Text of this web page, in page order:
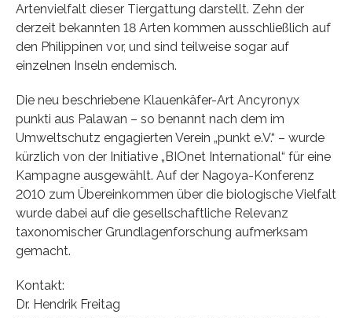
Artenvielfalt dieser Tiergattung darstellt. Zehn der
derzeit bekannten 18 Arten kommen ausschließlich auf
den Philippinen vor, und sind teilweise sogar auf
einzelnen Inseln endemisch.
Die neu beschriebene Klauenkäfer-Art Ancyronyx
punkti aus Palawan – so benannt nach dem im
Umweltschutz engagierten Verein „punkt e.V.“ – wurde
kürzlich von der Initiative „BIOnet International“ für eine
Kampagne ausgewählt. Auf der Nagoya-Konferenz
2010 zum Übereinkommen über die biologische Vielfalt
wurde dabei auf die gesellschaftliche Relevanz
taxonomischer Grundlagenforschung aufmerksam
gemacht.
Kontakt:
Dr. Hendrik Freitag